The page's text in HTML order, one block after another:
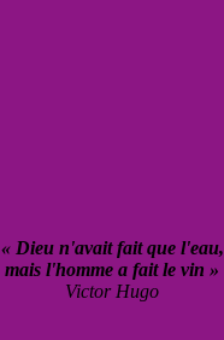
« Dieu n'avait fait que l'eau,
mais l'homme a fait le vin »
Victor Hugo